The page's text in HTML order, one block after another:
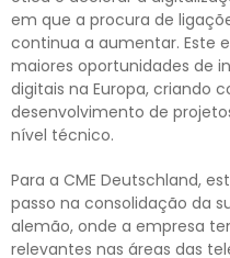
em que a procura de
continua a aumentar. Este
maiores oportunidades de
digitais na Europa, criando
desenvolvimento de
nível técnico.
Para a CME Deutschland,
passo na consolidação da
alemão, onde a empresa
relevantes nas áreas das